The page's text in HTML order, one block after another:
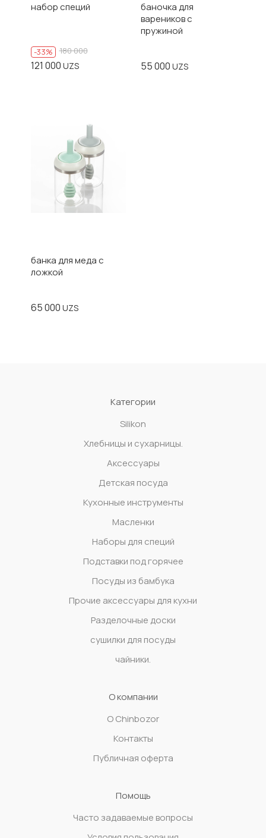
набор специй
-33% 180 000
121 000 UZS
баночка для
вареников с
пружиной
55 000 UZS
банка для меда с
ложкой
65 000 UZS
Категории
Silikon
Xлебницы и сухарницы.
Аксессуары
Детская посуда
Кухонные инструменты
Масленки
Наборы для специй
Подставки под горячее
Посуды из бамбука
Прочие аксессуары для кухни
Разделочные доски
сушилки для посуды
чайники.
О компании
О Chinbozor
Контакты
Публичная оферта
Помощь
Часто задаваемые вопросы